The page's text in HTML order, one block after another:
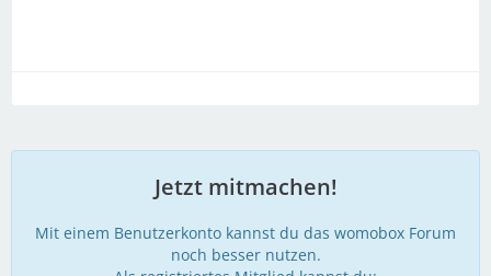
Jetzt mitmachen!
Mit einem Benutzerkonto kannst du das womobox Forum
noch besser nutzen.